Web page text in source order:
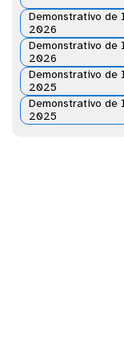
Demonstrativo de
2026
Demonstrativo de
2026
Demonstrativo de
2025
Demonstrativo de
2025